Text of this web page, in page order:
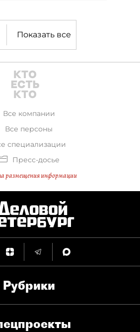
Показать все
Все компании
Все персоны
специализации
Пресс-досье
размещения информации
Рубрики